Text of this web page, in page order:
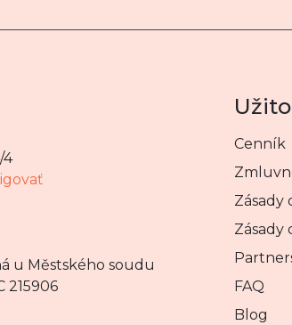
4
u Městského soudu
215906
Cenník
Zásady
Zásady
FAQ
Blog